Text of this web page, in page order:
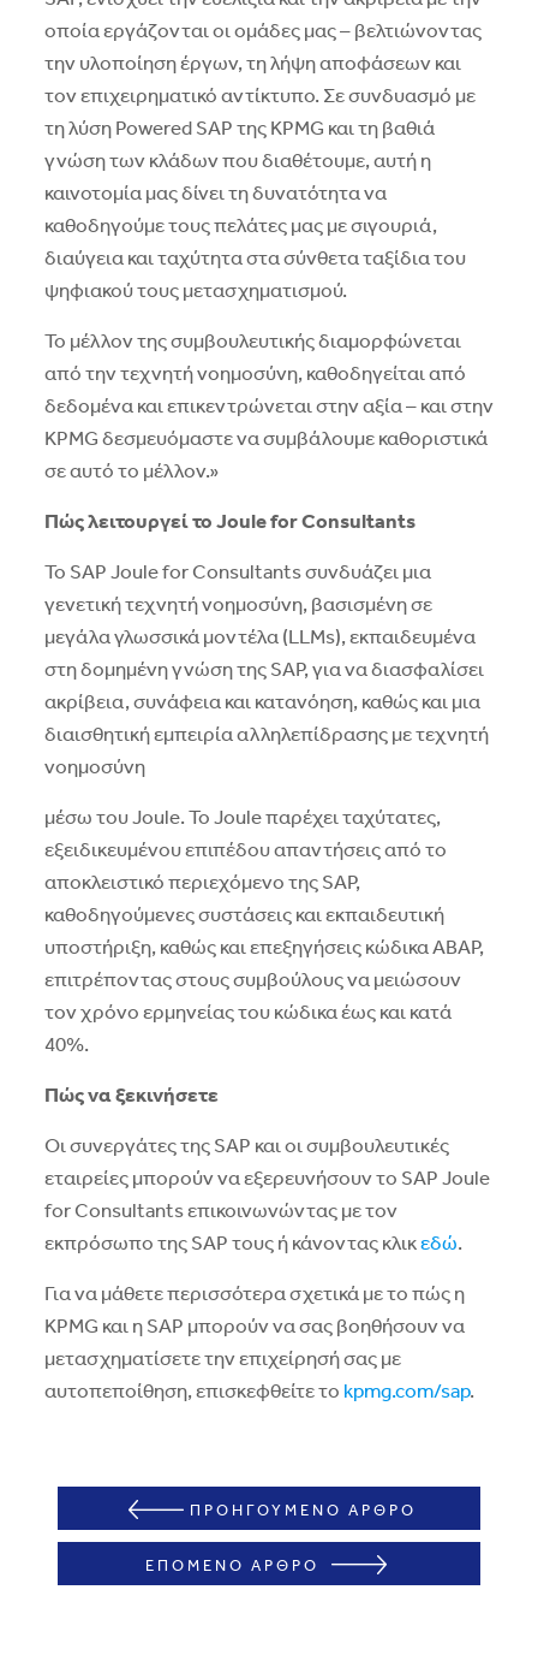
οποία εργάζονται οι ομάδες μας – βελτιώνοντας
την υλοποίηση έργων, τη λήψη αποφάσεων και
τον επιχειρηματικό αντίκτυπο. Σε συνδυασμό με
τη λύση Powered SAP της KPMG και τη βαθιά
γνώση των κλάδων που διαθέτουμε, αυτή η
καινοτομία μας δίνει τη δυνατότητα να
καθοδηγούμε τους πελάτες μας με σιγουριά,
διαύγεια και ταχύτητα στα σύνθετα ταξίδια του
ψηφιακού τους μετασχηματισμού.
Το μέλλον της συμβουλευτικής διαμορφώνεται
από την τεχνητή νοημοσύνη, καθοδηγείται από
δεδομένα και επικεντρώνεται στην αξία – και στην
KPMG δεσμευόμαστε να συμβάλουμε καθοριστικά
σε αυτό το μέλλον.»
Πώς λειτουργεί το JouleforConsultants
Το SAP Joule for Consultants συνδυάζει μια
γενετική τεχνητή νοημοσύνη, βασισμένη σε
μεγάλα γλωσσικά μοντέλα (LLMs), εκπαιδευμένα
στη δομημένη γνώση της SAP, για να διασφαλίσει
ακρίβεια, συνάφεια και κατανόηση, καθώς και μια
διαισθητική εμπειρία αλληλεπίδρασης με τεχνητή
νοημοσύνη
μέσω του Joule. Το Joule παρέχει ταχύτατες,
εξειδικευμένου επιπέδου απαντήσεις από το
αποκλειστικό περιεχόμενο της SAP,
καθοδηγούμενες συστάσεις και εκπαιδευτική
υποστήριξη, καθώς και επεξηγήσεις κώδικα ABAP,
επιτρέποντας στους συμβούλους να μειώσουν
τον χρόνο ερμηνείας του κώδικα έως και κατά
40%.
Πώς να ξεκινήσετε
Οι συνεργάτες της SAP και οι συμβουλευτικές
εταιρείες μπορούν να εξερευνήσουν το SAP Joule
for Consultants επικοινωνώντας με τον
εκπρόσωπο της SAP τους ή κάνοντας κλικεδώ.
Για να μάθετε περισσότερα σχετικά με το πώς η
KPMG και η SAP μπορούν να σας βοηθήσουν να
μετασχηματίσετε την επιχείρησή σας με
αυτοπεποίθηση, επισκεφθείτε το kpmg.com/sap.
ΠΡΟΗΓΟΥΜΕΝΟ ΑΡΘΡΟ
ΕΠΟΜΕΝΟ ΑΡΘΡΟ